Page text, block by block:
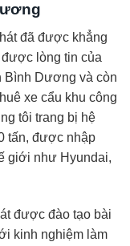
đã được khẳng
lòng tin của
Bình Dương và còn
xe cẩu khu công
tôi trang bị hệ
tấn, được nhập
giới như Hyundai,
được đào tạo bài
kinh nghiệm làm